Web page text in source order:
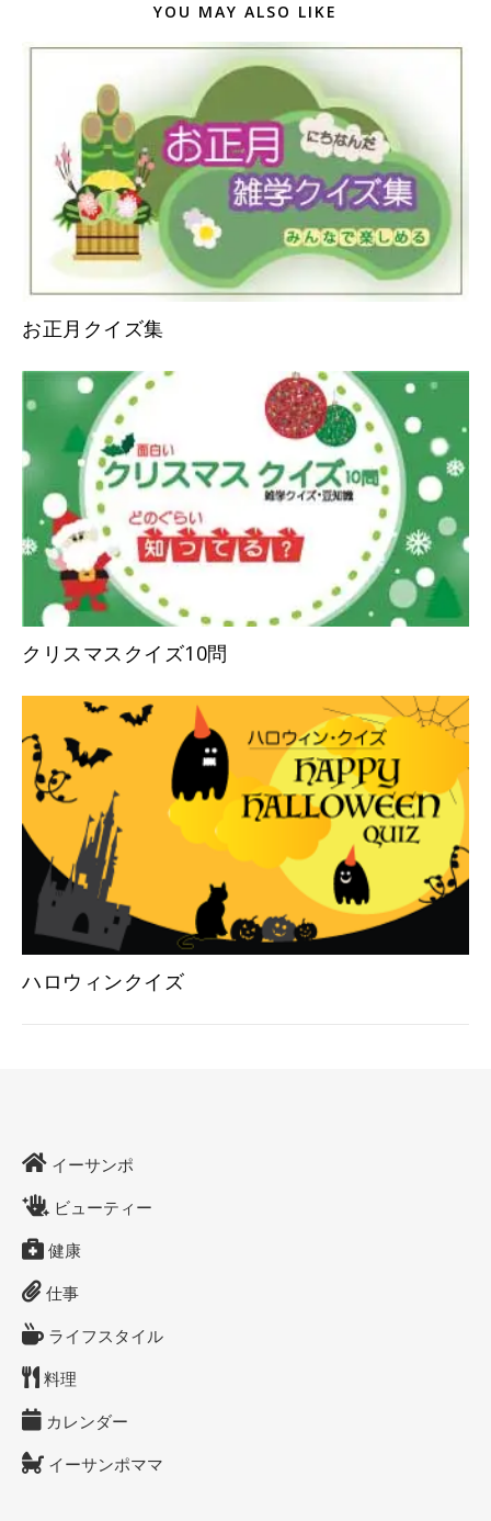
YOU MAY ALSO LIKE
お正月クイズ集
クリスマスクイズ10問
ハロウィンクイズ
イーサンポ
ビューティー
健康
仕事
ライフスタイル
料理
カレンダー
イーサンポママ